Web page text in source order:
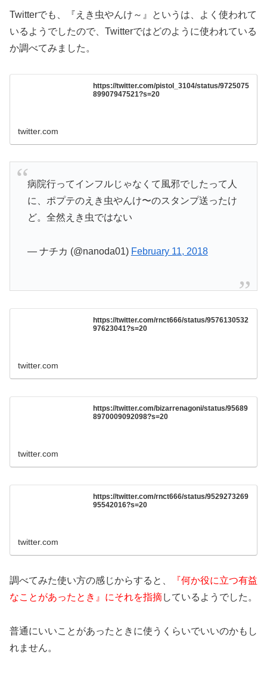
Twitterでも、『えき虫やんけ～』というは、よく使われて
いるようでしたので、Twitterではどのように使われている
か調べてみました。
https://twitter.com/pistol_3104/status/9725075
89907947521?s=20
twitter.com
病院行ってインフルじゃなくて風邪でしたって人
に、ポプテのえき虫やんけ〜のスタンプ送ったけ
ど。全然えき虫ではない
— ナチカ (@nanoda01) February 11, 2018
https://twitter.com/rnct666/status/9576130532
97623041?s=20
twitter.com
https://twitter.com/bizarrenagoni/status/95689
8970009092098?s=20
twitter.com
https://twitter.com/rnct666/status/9529273269
95542016?s=20
twitter.com
調べてみた使い方の感じからすると、
『何か役に立つ有益
なことがあったとき』にそれを指摘しているようでした。
普通にいいことがあったときに使うくらいでいいのかもし
れません。